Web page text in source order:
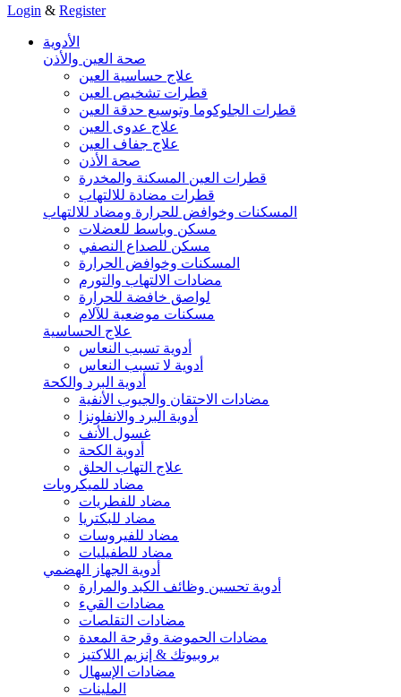
Login & Register
الأدوية
صحة العين والأذن
علاج حساسية العين
قطرات تشخيص العين
قطرات الجلوكوما وتوسيع حدقة العين
علاج عدوى العين
علاج جفاف العين
صحة الأذن
قطرات العين المسكنة والمخدرة
قطرات مضادة للالتهاب
المسكنات وخوافض للحرارة ومضاد للالتهاب
مسكن وباسط للعضلات
مسكن للصداع النصفي
المسكنات وخوافض الحرارة
مضادات الالتهاب والتورم
لواصق خافضة للحرارة
مسكنات موضعية للآلام
علاج الحساسية
أدوية تسبب النعاس
أدوية لا تسبب النعاس
أدوية البرد والكحة
مضادات الاحتقان والجيوب الأنفية
أدوية البرد والانفلونزا
غسول الأنف
أدوية الكحة
علاج التهاب الحلق
مضاد للميكروبات
مضاد للفطريات
مضاد للبكتريا
مضاد للفيروسات
مضاد للطفيليات
أدوية الجهاز الهضمي
أدوية تحسين وظائف الكبد والمرارة
مضادات القيء
مضادات التقلصات
مضادات الحموضة وقرحة المعدة
بروبيوتك & إنزيم اللاكتيز
مضادات الإسهال
الملينات